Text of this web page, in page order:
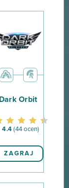
Dark Orbit
4.4 (44 ocen)
ZAGRAJ